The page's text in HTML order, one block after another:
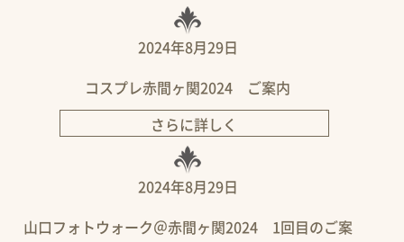
2024年8月29日
コスプレ赤間ヶ関2024 ご案内
さらに詳しく
2024年8月29日
山口フォトウォーク＠赤間ヶ関2024 1回目のご案